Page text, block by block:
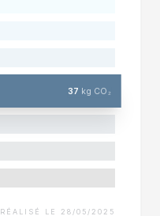
37 kg CO₂
RÉALISÉ LE 28/05/2025